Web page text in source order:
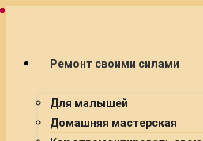
Ремонт своими силами
Для малышей
Домашняя мастерская